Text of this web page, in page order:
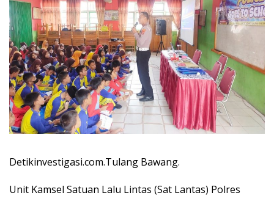
Detikinvestigasi.com.Tulang Bawang.
Unit Kamsel Satuan Lalu Lintas (Sat Lantas) Polres